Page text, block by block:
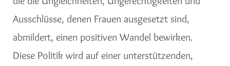
Ausschlüsse, denen Frauen ausgesetzt sind,
abmildert, einen positiven Wandel bewirken.
Diese Politik wird auf einer unterstützenden,